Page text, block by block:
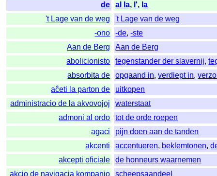
de
al la, l', la
't Lage van de weg
't Lage van de weg
-ono
-de,-ste
Aan de Berg
Aan de Berg
abolicionisto
tegenstander der slavernij,
absorbita de
opgaand in,verdiept in,
aĉeti la parton de
uitkopen
administracio de la akvovojoj
waterstaat
admoni al ordo
tot de orde roepen
agaci
pijn doen aan de tanden
akcenti
accentueren, beklemtonen,
akcepti oficiale
de honneurs waarnemen
akcio de navigacia kompanio
scheepsaandeel